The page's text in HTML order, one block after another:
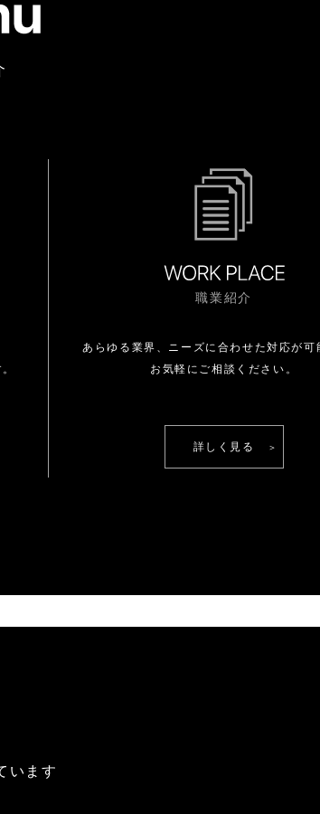
職業紹介
あらゆる業界、ニーズに合わせた対応が可
お気軽にご相談ください。
詳しく見る
います